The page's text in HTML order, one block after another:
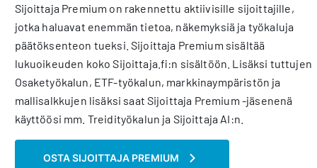
Sijoittaja Premium on rakennettu aktiivisille sijoittajille,
jotka haluavat enemmän tietoa, näkemyksiä ja työkaluja
päätöksenteon tueksi. Sijoittaja Premium sisältää
lukuoikeuden koko Sijoittaja.fi:n sisältöön. Lisäksi tuttujen
Osaketyökalun, ETF-työkalun, markkinaympäristön ja
mallisalkkujen lisäksi saat Sijoittaja Premium -jäsenenä
käyttöösi mm. Treidityökalun ja Sijoittaja AI:n.
OSTA SIJOITTAJA PREMIUM